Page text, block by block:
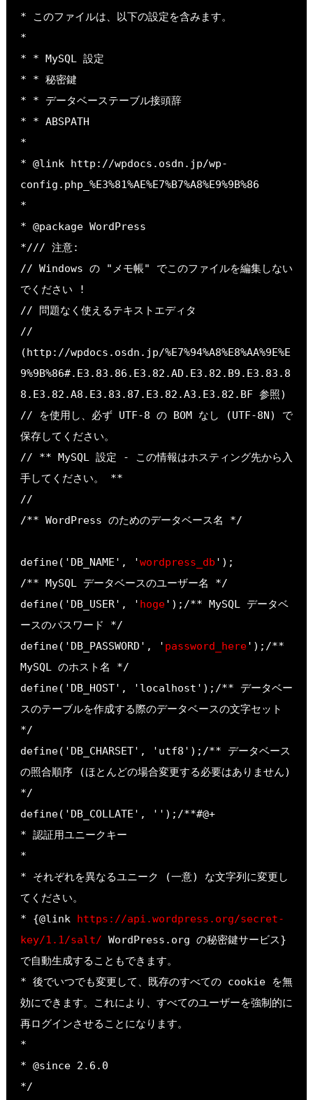
* このファイルは、以下の設定を含みます。
*
* * MySQL 設定
* * 秘密鍵
* * データベーステーブル接頭辞
* * ABSPATH
*
* @link http://wpdocs.osdn.jp/wp-
config.php_%E3%81%AE%E7%B7%A8%E9%9B%86
*
* @package WordPress
*/// 注意:
// Windows の "メモ帳" でこのファイルを編集しない
でください !
// 問題なく使えるテキストエディタ
//
(http://wpdocs.osdn.jp/%E7%94%A8%E8%AA%9E%E
9%9B%86#.E3.83.86.E3.82.AD.E3.82.B9.E3.83.8
8.E3.82.A8.E3.83.87.E3.82.A3.E3.82.BF 参照)
// を使用し、必ず UTF-8 の BOM なし (UTF-8N) で
保存してください。
// ** MySQL 設定 - この情報はホスティング先から入
手してください。 **
//
/** WordPress のためのデータベース名 */
define('DB_NAME', 'wordpress_db ');
/** MySQL データベースのユーザー名 */
define('DB_USER', ' hoge');/** MySQL データベ
ースのパスワード */
define('DB_PASSWORD', ' password_here');/**
MySQL のホスト名 */
define('DB_HOST', 'localhost');/** データベー
スのテーブルを作成する際のデータベースの文字セット
*/
define('DB_CHARSET', 'utf8');/** データベース
の照合順序 (ほとんどの場合変更する必要はありません)
*/
define('DB_COLLATE', '');/**#@+
* 認証用ユニークキー
*
* それぞれを異なるユニーク (一意) な文字列に変更し
てください。
* {@link https://api.wordpress.org/secret-
key/1.1/salt/ WordPress.org の秘密鍵サービス}
で自動生成することもできます。
* 後でいつでも変更して、既存のすべての cookie を無
効にできます。これにより、すべてのユーザーを強制的に
再ログインさせることになります。
*
* @since 2.6.0
*/